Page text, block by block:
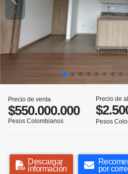
Precio de venta
$550.000.000
Pesos Colombianos
Precio de
Pesos
Descargar
información
por